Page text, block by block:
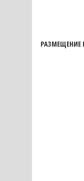
РАЗМЕЩЕНИЕ